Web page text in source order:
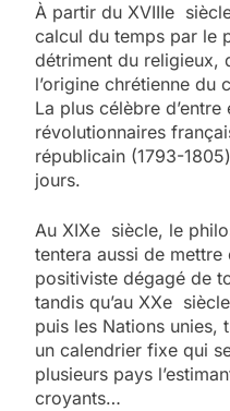
À partir du XVIIIe
calcul du temps par le
détriment du religieux,
l’origine chrétienne du
La plus célèbre
révolutionnaires
républicain (1793-
jours.
Au XIXe siècle, le
tentera aussi de
positiviste dégagé de
tandis qu’au XXe
puis les Nations unies,
un calendrier fixe qui
plusieurs pays
croyants…